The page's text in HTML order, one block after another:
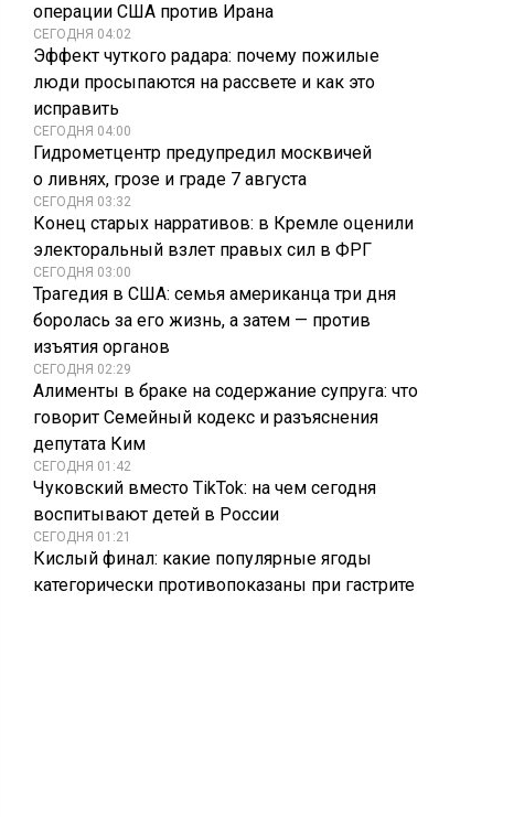
Дерматолог
предупредила об
опасности алкоголя
на пляже
предложил идею
для обороны
операции США против Ирана
СЕГОДНЯ 04:02
Эффект чуткого радара: почему пожилые
люди просыпаются на рассвете и как это
исправить
СЕГОДНЯ 04:00
Гидрометцентр предупредил москвичей
о ливнях, грозе и граде 7 августа
СЕГОДНЯ 03:32
Конец старых нарративов: в Кремле оценили
электоральный взлет правых сил в ФРГ
СЕГОДНЯ 03:00
Трагедия в США: семья американца три дня
боролась за его жизнь, а затем — против
изъятия органов
СЕГОДНЯ 02:29
Алименты в браке на содержание супруга: что
говорит Семейный кодекс и разъяснения
депутата Ким
СЕГОДНЯ 01:42
Чуковский вместо TikTok: на чем сегодня
воспитывают детей в России
СЕГОДНЯ 01:21
Кислый финал: какие популярные ягоды
категорически противопоказаны при гастрите